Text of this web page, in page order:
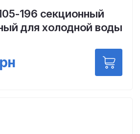
196 секционный
для холодной воды